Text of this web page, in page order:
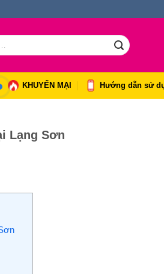
KHUYẾN MẠI Hướng dẫn sử
Lạng Sơn